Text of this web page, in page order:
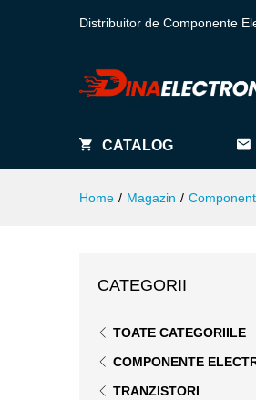
Distribuitor de Componente
CATALOG
Home / Magazin /
CATEGORII
TOATE CATEGORIILE
COMPONENTE
TRANZISTORI